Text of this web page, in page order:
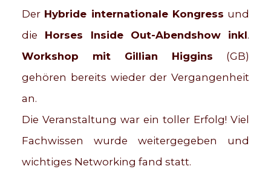
Der Hybride internationale Kongress und
die Horses Inside Out-Abendshow inkl.
Workshop mit Gillian Higgins (GB)
gehören bereits wieder der Vergangenheit
an.
Die Veranstaltung war ein toller Erfolg! Viel
Fachwissen wurde weitergegeben und
wichtiges Networking fand statt.